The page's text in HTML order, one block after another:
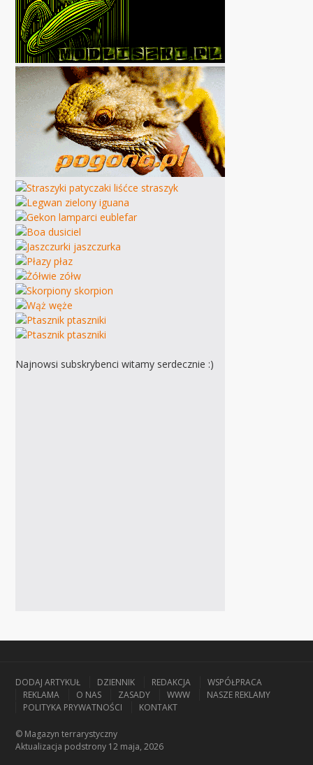
Najnowsi subskrybenci witamy serdecznie :)
DODAJ ARTYKUŁ DZIENNIK REDAKCJA
WSPÓŁPRACA
REKLAMA
O NAS ZASADY WWW
NASZE REKLAMY
POLITYKA PRYWATNOŚCI
KONTAKT
© Magazyn terrarystyczny
Aktualizacja podstrony 12 maja, 2026